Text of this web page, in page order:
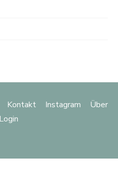
Kontakt Instagram
Über
Login